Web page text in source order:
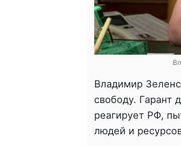
Владимир
свободу. Гарант
реагирует РФ,
людей и